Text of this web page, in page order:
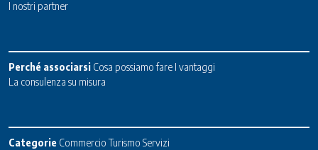
I nostri partner
Perché associarsi Cosa possiamo fare I vantaggi
La consulenza su misura
Categorie Commercio Turismo Servizi